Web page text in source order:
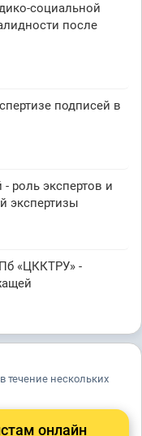
социальной
после
подписей в
роль экспертов и
экспертизы
«ЦККТРУ» -
течение нескольких
онлайн